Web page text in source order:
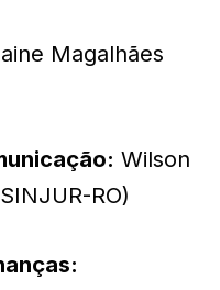
Magalhães
Wilson
RO)